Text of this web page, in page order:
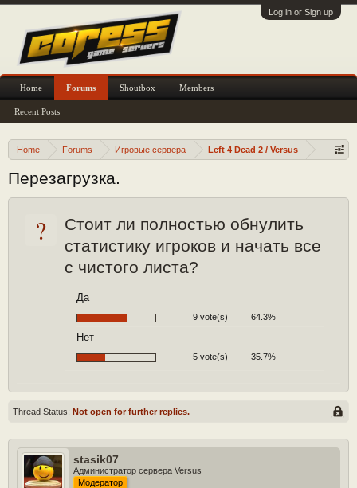
Log in or Sign up
Home Forums Игровые сервера Left 4 Dead 2 / Versus
Перезагрузка.
?
Стоит ли полностью обнулить
статистику игроков и начать все
с чистого листа?
Да
9 vote(s) 64.3%
Нет
5 vote(s) 35.7%
Thread Status: Not open for further replies.
stasik07
Администратор сервера Versus
Модератор
Home Forums
Recent Posts
Shoutbox Members